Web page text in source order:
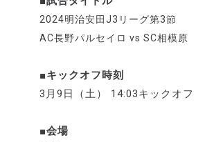
2024明治安田J3リーグ第3節
AC長野パルセイロ vs SC相模原
■キックオフ時刻
3月9日（土） 14:03キックオフ
■会場